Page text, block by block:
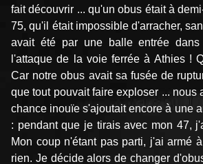
fait découvrir ... qu'un obus était à
75, qu'il était impossible d'arracher,
avait été par une balle entrée
l'attaque de la voie ferrée à Athies !
Car notre obus avait sa fusée de
que tout pouvait faire exploser ... nous
chance inouïe s'ajoutait encore à une
: pendant que je tirais avec mon 47,
Mon coup n'étant pas parti, j'ai armé
rien. Je décide alors de changer